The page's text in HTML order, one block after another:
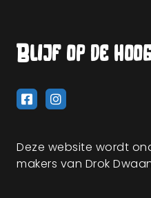
Blijf op de
Deze website wordt
makers van Drok